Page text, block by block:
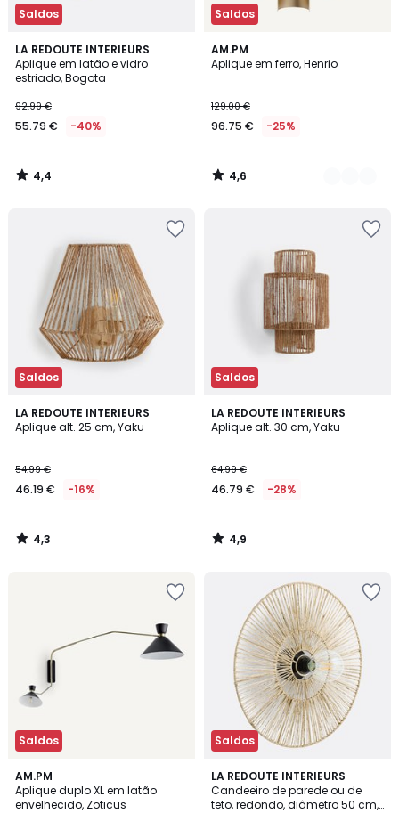
Saldos
LA REDOUTE INTERIEURS
Aplique em latão e vidro
estriado, Bogota
92.99 €
55.79 € -40%
4,4
/ 5
4,4
/
Saldos
AM.PM
Aplique em ferro, Henrio
129.00 €
96.75 € -25%
4,6
/ 5
2
Cores
4,6
/
Saldos
LA REDOUTE INTERIEURS
Aplique alt. 25 cm, Yaku
54.99 €
46.19 € -16%
4,3
/ 5
4,3
/
Saldos
LA REDOUTE INTERIEURS
Aplique alt. 30 cm, Yaku
64.99 €
46.79 € -28%
4,9
/ 5
4,9
/
Saldos
AM.PM
Aplique duplo XL em latão
envelhecido, Zoticus
4,7
/ 5
Saldos
LA REDOUTE INTERIEURS
Candeeiro de parede ou de
teto, redondo, diâmetro 50 cm,
4,6
/ 5